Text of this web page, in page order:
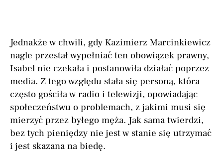
Jednakże w chwili, gdy Kazimierz Marcinkiewicz
nagle przestał wypełniać ten obowiązek prawny,
Isabel nie czekała i postanowiła działać poprzez
media. Z tego względu stała się personą, która
często gościła w radio i telewizji, opowiadając
społeczeństwu o problemach, z jakimi musi się
mierzyć przez byłego męża. Jak sama twierdzi,
bez tych pieniędzy nie jest w stanie się utrzymać
i jest skazana na biedę.